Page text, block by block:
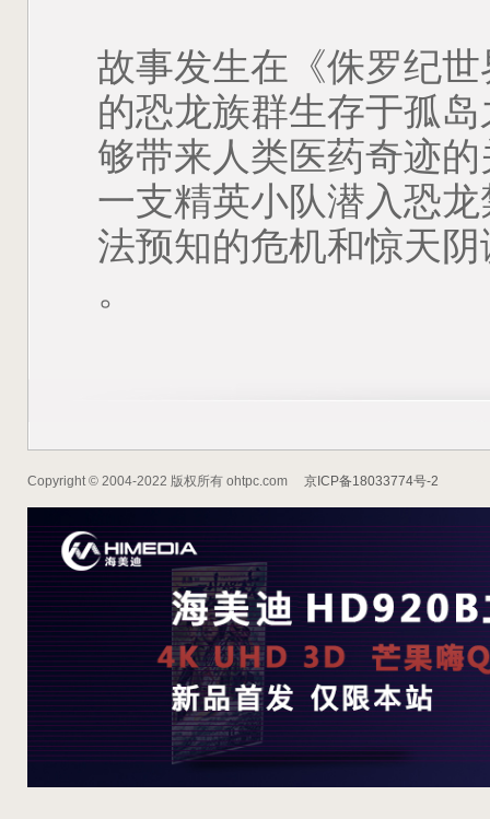
故事发生在《侏罗纪
的恐龙族群生存于孤
够带来人类医药奇迹
一支精英小队潜入恐
法预知的危机和惊天
。
Copyright © 2004-2022 版权所有 ohtpc.com 京ICP备18033774号-2